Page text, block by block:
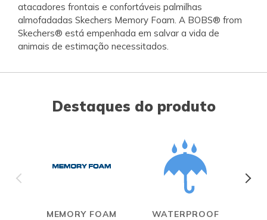
atacadores frontais e confortáveis palmilhas
almofadadas Skechers Memory Foam. A BOBS® from
Skechers® está empenhada em salvar a vida de
animais de estimação necessitados.
Destaques do produto
MEMORY FOAM WATERPROOF